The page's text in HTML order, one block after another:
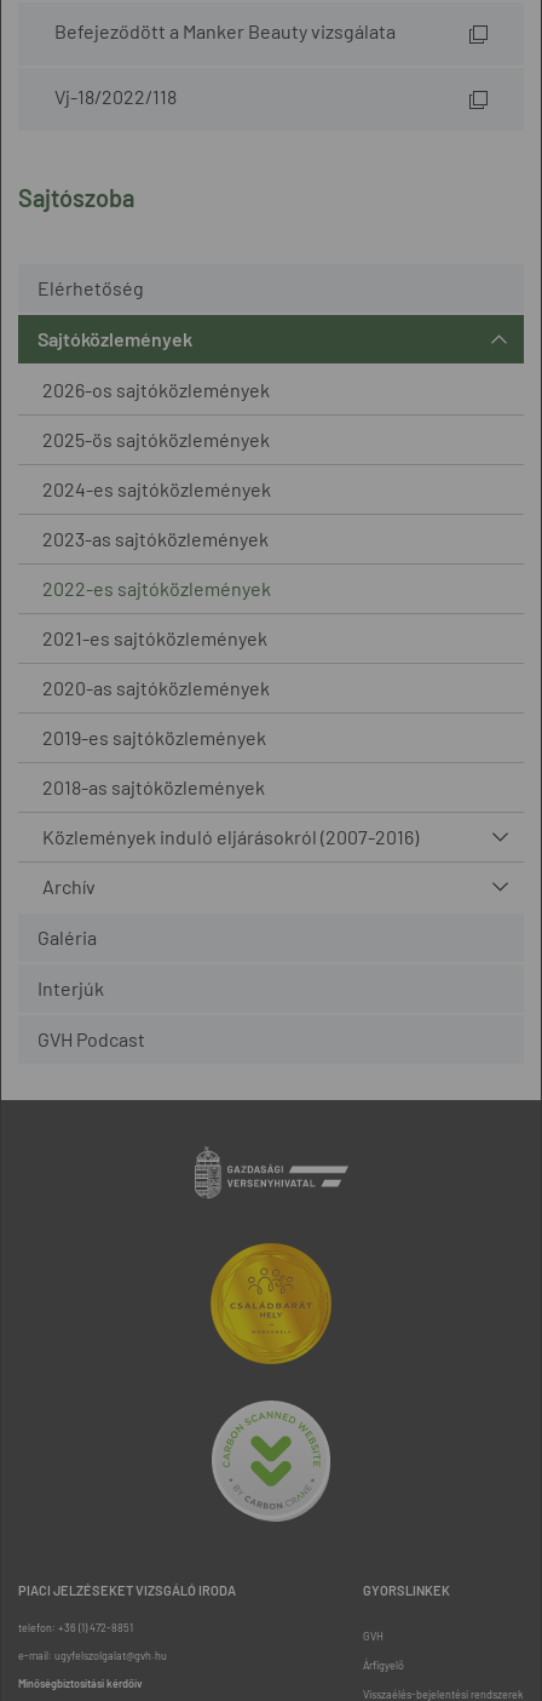
Sajtószoba
Elérhetőség
Sajtóközlemények
2026-os sajtóközlemények
2025-ös sajtóközlemények
2024-es sajtóközlemények
2023-as sajtóközlemények
2022-es sajtóközlemények
2021-es sajtóközlemények
2020-as sajtóközlemények
2019-es sajtóközlemények
2018-as sajtóközlemények
Közlemények induló eljárásokról (2007-2016)
Archív
Galéria
Interjúk
GVH Podcast
Befejeződött a Manker Beauty vizsgálata
Vj-18/2022/118
PIACI JELZÉSEKET VIZSGÁLÓ IRODA
telefon: +36 (1) 472-8851
e-mail: ugyfelszolgalat@gvh.hu
Minőségbiztosítási kérdőív
GYORSLINKEK
GVH
Árfigyelő
Visszaélés-bejelentési rendszerek